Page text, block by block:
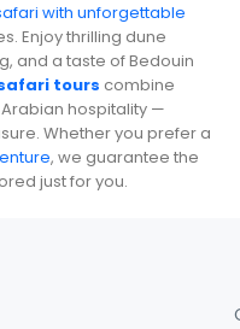
with unforgettable
Enjoy thrilling dune
and a taste of Bedouin
tours combine
hospitality —
Whether you prefer a
, we guarantee the
just for you.